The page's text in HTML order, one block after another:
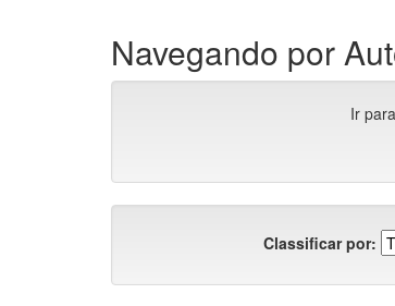
Navegando por
Ir
Classificar por: